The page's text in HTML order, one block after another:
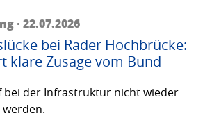
· 22.07.2026
bei Rader Hochbrücke:
klare Zusage vom Bund
bei der Infrastruktur nicht wieder